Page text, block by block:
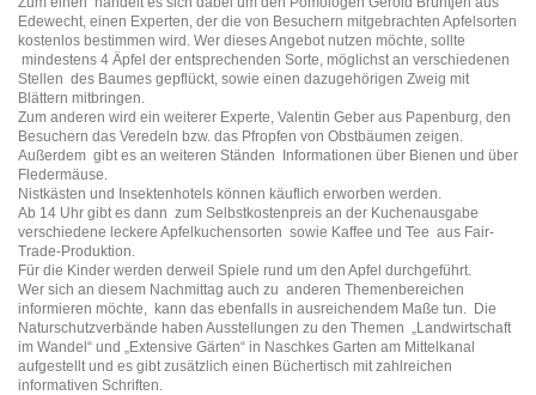
Edewecht, einen Experten, der die von Besuchern mitgebrachten Apfelsorten
kostenlos bestimmen wird. Wer dieses Angebot nutzen möchte, sollte
mindestens 4 Äpfel der entsprechenden Sorte, möglichst an verschiedenen
Stellen des Baumes gepflückt, sowie einen dazugehörigen Zweig mit
Blättern mitbringen.
Zum anderen wird ein weiterer Experte, Valentin Geber aus Papenburg, den
Besuchern das Veredeln bzw. das Pfropfen von Obstbäumen zeigen.
Außerdem gibt es an weiteren Ständen Informationen über Bienen und über
Fledermäuse.
Nistkästen und Insektenhotels können käuflich erworben werden.
Ab 14 Uhr gibt es dann zum Selbstkostenpreis an der Kuchenausgabe
verschiedene leckere Apfelkuchensorten sowie Kaffee und Tee aus Fair-
Trade-Produktion.
Für die Kinder werden derweil Spiele rund um den Apfel durchgeführt.
Wer sich an diesem Nachmittag auch zu anderen Themenbereichen
informieren möchte, kann das ebenfalls in ausreichendem Maße tun. Die
Naturschutzverbände haben Ausstellungen zu den Themen „Landwirtschaft
im Wandel“ und „Extensive Gärten“ in Naschkes Garten am Mittelkanal
aufgestellt und es gibt zusätzlich einen Büchertisch mit zahlreichen
informativen Schriften.